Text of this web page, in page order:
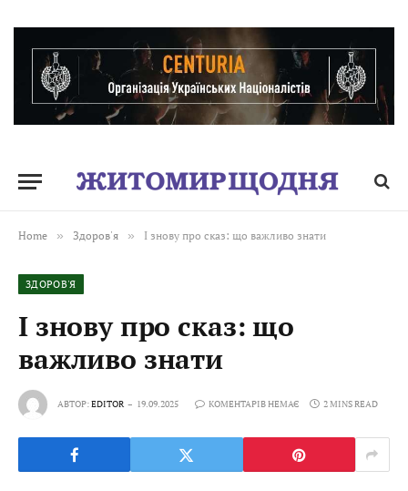
Home » Здоров'я » І знову про сказ: що важливо знати
ЗДОРОВ'Я
І знову про сказ: що
важливо знати
АВТОР:EDITOR 19.09.2025 КОМЕНТАРІВ НЕМАЄ 2 MINS READ